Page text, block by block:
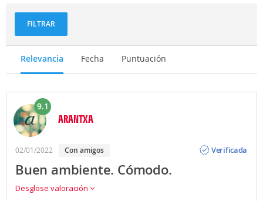
FILTRAR
Relevancia Fecha Puntuación
9.1
ARANTXA
02/01/2022 con amigos
Verificada
Buen ambiente. Cómodo.
Desglose valoración